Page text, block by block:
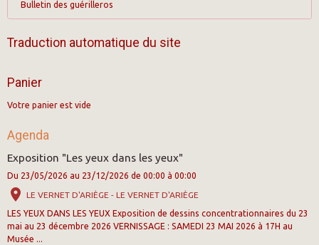
Bulletin des guérilleros
Traduction automatique du site
Panier
Votre panier est vide
Agenda
Exposition "Les yeux dans les yeux"
Du 23/05/2026 au 23/12/2026 de 00:00 à 00:00
LE VERNET D'ARIÈGE - LE VERNET D'ARIÈGE
LES YEUX DANS LES YEUX Exposition de dessins concentrationnaires du 23
mai au 23 décembre 2026 VERNISSAGE : SAMEDI 23 MAI 2026 à 17H au
Musée ...